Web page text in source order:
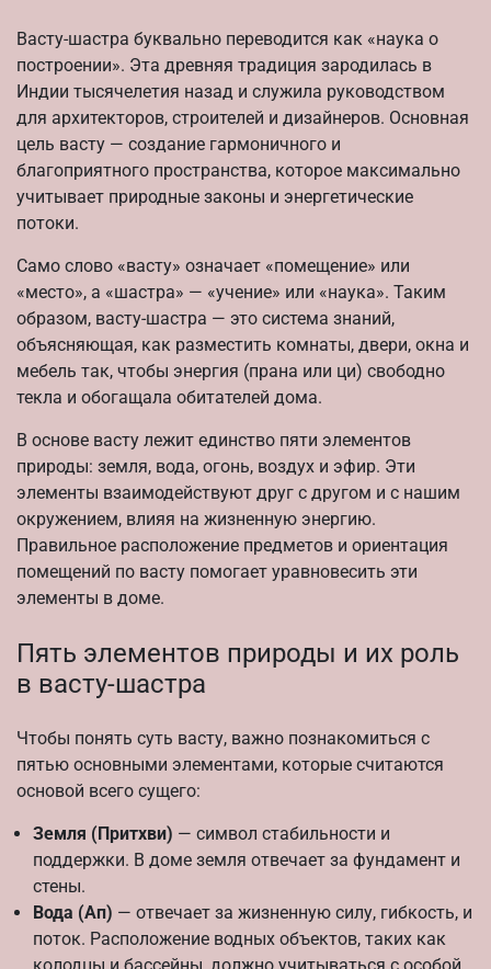
Васту-шастра буквально переводится как «наука о
построении». Эта древняя традиция зародилась в
Индии тысячелетия назад и служила руководством
для архитекторов, строителей и дизайнеров. Основная
цель васту — создание гармоничного и
благоприятного пространства, которое максимально
учитывает природные законы и энергетические
потоки.
Само слово «васту» означает «помещение» или
«место», а «шастра» — «учение» или «наука». Таким
образом, васту-шастра — это система знаний,
объясняющая, как разместить комнаты, двери, окна и
мебель так, чтобы энергия (прана или ци) свободно
текла и обогащала обитателей дома.
В основе васту лежит единство пяти элементов
природы: земля, вода, огонь, воздух и эфир. Эти
элементы взаимодействуют друг с другом и с нашим
окружением, влияя на жизненную энергию.
Правильное расположение предметов и ориентация
помещений по васту помогает уравновесить эти
элементы в доме.
Пять элементов природы и их роль
в васту-шастра
Чтобы понять суть васту, важно познакомиться с
пятью основными элементами, которые считаются
основой всего сущего:
Земля (Притхви) — символ стабильности и
поддержки. В доме земля отвечает за фундамент и
стены.
Вода (Ап) — отвечает за жизненную силу, гибкость, и
поток. Расположение водных объектов, таких как